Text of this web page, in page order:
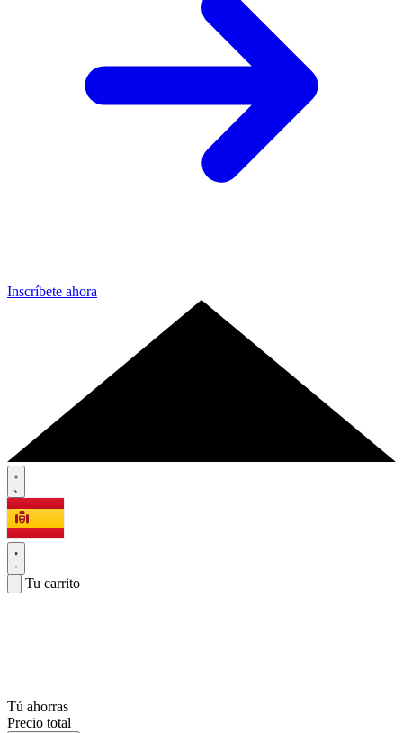
Inscríbete ahora
Tu carrito
Tú ahorras
Precio total